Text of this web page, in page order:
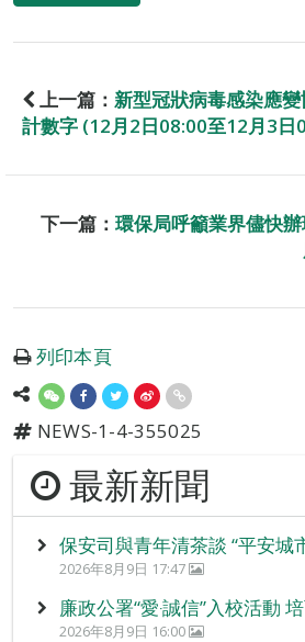
上一篇： 新型冠狀病毒感染應
計數字 (12月2日08:00至12月3日
下一篇： 環保局呼籲業界儘快
列印本頁
NEWS-1-4-355025
最新新聞
保安司與青年清茶談 “平安城
2026年8月9日 17:47
廉政公署“愛‧誠信”入校活動
2026年8月9日 16:00